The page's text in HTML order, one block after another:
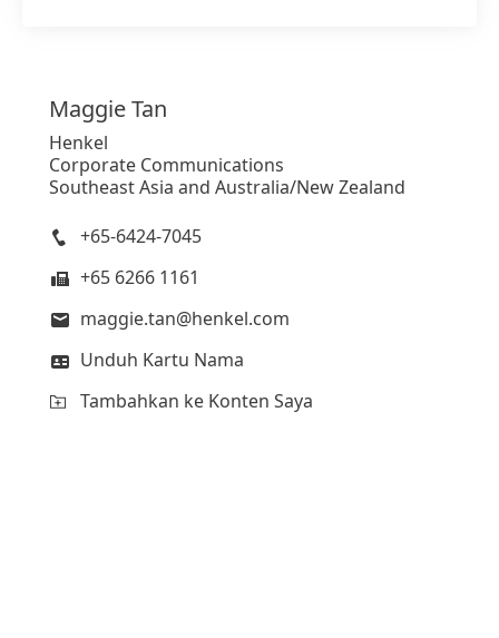
MaggieTan
Henkel
Corporate Communications
Southeast Asia and Australia/New Zealand
+65-6424-7045
+65 6266 1161
maggie.tan@henkel.com
Unduh Kartu Nama
Tambahkan ke Konten Saya